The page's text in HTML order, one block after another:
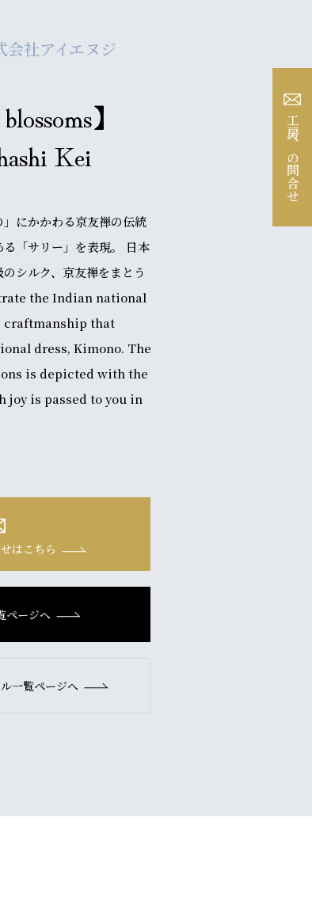
工房への問合せ
会社アイエヌジ
】
Kei
にかかわる京友禅の伝統
「サリー」を表現。 日本
シルク、京友禅をまとう
the Indian national
craftmanship that
dress, Kimono. The
is depicted with the
joy is passed to you in
はこちら
ページへ
一覧ページへ